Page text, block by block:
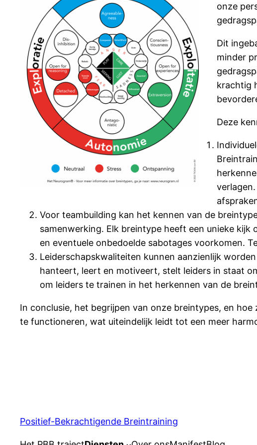
onze
Dit
minder
krachtig
Deze
Voor teambuilding kan het kennen van de
samenwerking. Elk breintype heeft een unieke
en eventuele onbedoelde sabotages voorkomen.
Leiderschapskwaliteiten kunnen aanzienlijk
hanteert, leert en motiveert, stelt leiders in staat
om leiders te trainen in het herkennen van de
In conclusie, het begrijpen van onze breintypes, en
te functioneren, wat uiteindelijk leidt tot een meer
Positief-Bekrachtigende Breintraining